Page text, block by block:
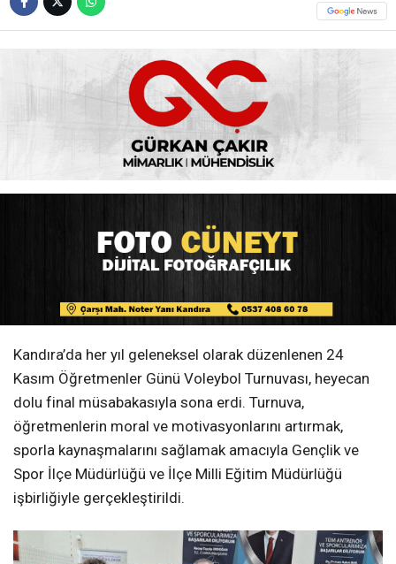
Kandıra’da her yıl geleneksel olarak düzenlenen 24
Kasım Öğretmenler Günü Voleybol Turnuvası, heyecan
dolu final müsabakasıyla sona erdi. Turnuva,
öğretmenlerin moral ve motivasyonlarını artırmak,
sporla kaynaşmalarını sağlamak amacıyla Gençlik ve
Spor İlçe Müdürlüğü ve İlçe Milli Eğitim Müdürlüğü
işbirliğiyle gerçekleştirildi.